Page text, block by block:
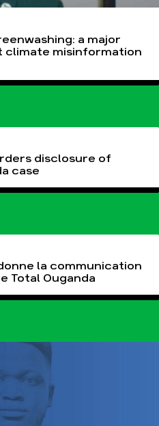
a major
climate misinformation
disclosure of
case
la communication
Total Ouganda